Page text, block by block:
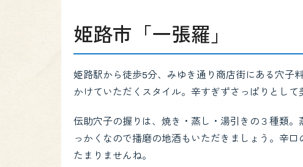
姫路市「一張羅」
姫路駅から徒歩5分、みゆき通り商店街にある穴子
かけていただくスタイル。辛すぎずさっぱりとして
伝助穴子の握りは、焼き・蒸し・湯引きの３種類
っかくなので播磨の地酒もいただきましょう。辛
たまりませんね。